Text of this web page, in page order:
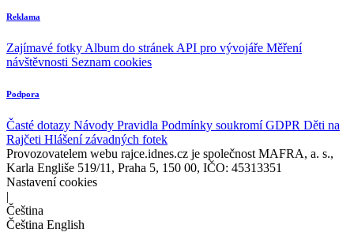
Reklama
Zajímavé fotky Album do stránek API pro vývojáře Měření
návštěvnosti Seznam cookies
Podpora
Časté dotazy Návody Pravidla Podmínky soukromíGDPR Děti na
Rajčeti Hlášení závadných fotek
Provozovatelem webu rajce.idnes.cz je společnost MAFRA, a. s.,
Karla Engliše 519/11, Praha 5, 150 00, IČO: 45313351
Nastavení cookies
|
Čeština
Čeština English